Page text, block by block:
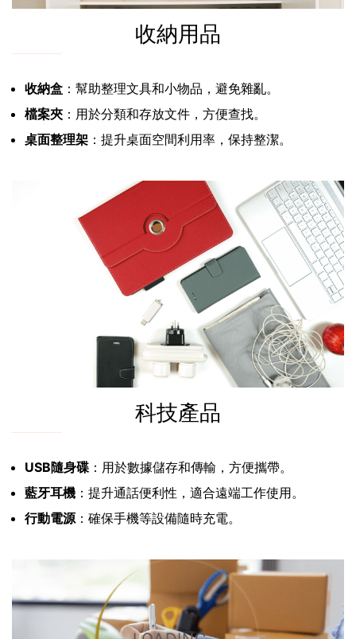
收納用品
收納盒 ：幫助整理文具和小物品，避免雜亂。
檔案夾 ：用於分類和存放文件，方便查找。
桌面整理架 ：提升桌面空間利用率，保持整潔。
科技產品
USB隨身碟 ：用於數據儲存和傳輸，方便攜帶。
藍牙耳機 ：提升通話便利性，適合遠端工作使用。
行動電源：確保手機等設備隨時充電。